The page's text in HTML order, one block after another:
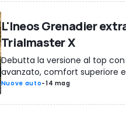
L'Ineos Grenadier
Trialmaster X
Debutta la versione al top
avanzato, comfort superiore
Nuove auto-14 mag